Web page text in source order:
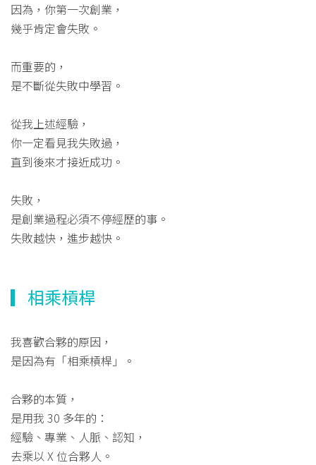
因為，你第一次創業，
幾乎肯定會失敗。
而重要的，
是不斷從失敗中學習。
從我上述經驗，
你一定看見我失敗過，
直到後來才接近成功。
失敗，
是創業過程必須不停經歷的事。
失敗越快，進步越快。
▎相乘槓桿
我喜歡合夥的原因，
是因為有「相乘槓桿」。
合夥的本質，
是用我 30 多年的：
經驗、專業、人脈、認知，
去乘以 X 位合夥人。